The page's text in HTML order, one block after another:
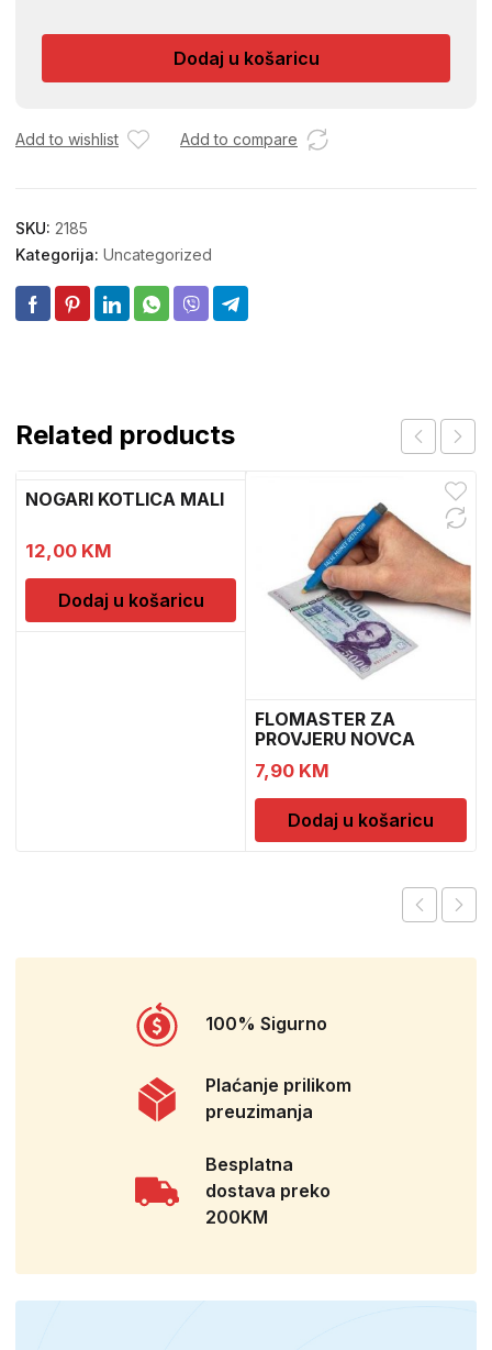
STIL
Dodaj u košaricu
Add to wishlist Add to compare
SKU: 2185
Kategorija: Uncategorized
Related products
NOGARI KOTLICA MALI
12,00 KM
Dodaj u košaricu
FLOMASTER ZA
PROVJERU NOVCA
SAFESCAN 30
7,90 KM
Dodaj u košaricu
100% Sigurno
Plaćanje prilikom
preuzimanja
Besplatna
dostava preko
200KM